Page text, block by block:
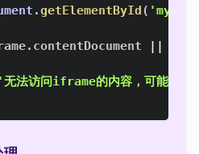
.getElementById(
. contentDocument ||
'无法访问iframe的内容，可能是同